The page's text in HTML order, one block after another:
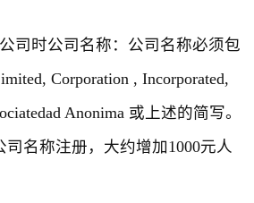
时公司名称：公司名称必须包
Corporation , Incorporated,
Anonima 或上述的简写。
名称注册，大约增加1000元人